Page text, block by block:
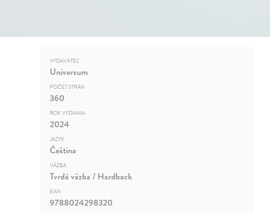
VYDAVATEĽ
Universum
POČET STRÁN
360
ROK VYDANIA
2024
JAZYK
Čeština
VÄZBA
Tvrdá väzba / Hardback
EAN
9788024298320